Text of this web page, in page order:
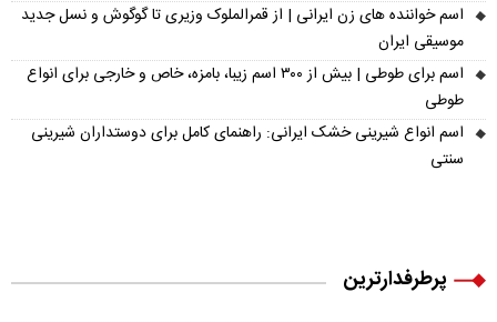
اسم خواننده های زن ایرانی | از قمرالملوک وزیری تا گوگوش و نسل جدید
موسیقی ایران
اسم برای طوطی | بیش از ۳۰۰ اسم زیبا، بامزه، خاص و خارجی برای انواع
طوطی
اسم انواع شیرینی خشک ایرانی: راهنمای کامل برای دوستداران شیرینی
سنتی
پرطرفدارترین